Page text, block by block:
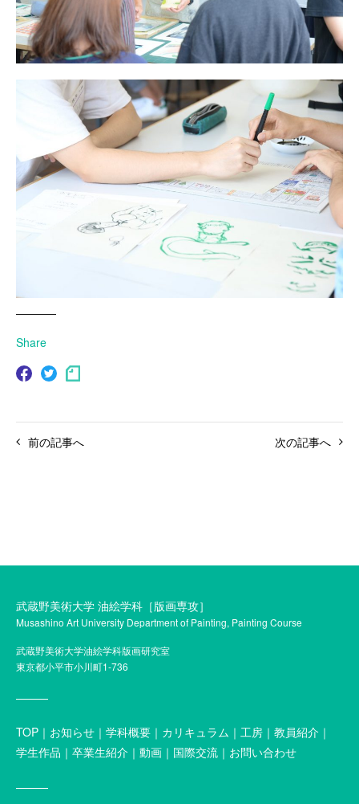
Share
前の記事へ 次の記事へ
武蔵野美術大学 油絵学科［版画専攻］
Musashino Art University Department of Painting, Painting Course
武蔵野美術大学油絵学科版画研究室
東京都小平市小川町1-736
TOP お知らせ 学科概要 カリキュラム 工房
教員紹介
学生作品
卒業生紹介 動画 国際交流 お問い合わせ